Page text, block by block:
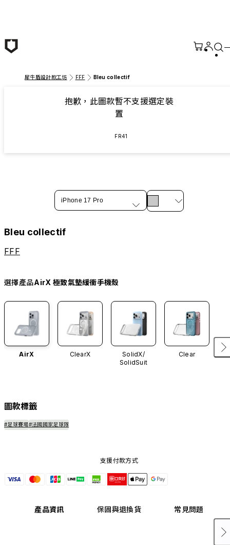
犀牛盾設計款工坊 FFF Bleu collectif
抱歉，此圖款暫不支援選定裝
置
FR41
iPhone 17 Pro
Bleu collectif
FFF
選擇產品AirX 極致氣墊緩衝手機殼
AirX ClearX
SolidX/
SolidSuit
Clear
圖款標籤
#足球賽場#法國國家足球隊
支援付款方式
產品資訊 保固與退換貨 常見問題